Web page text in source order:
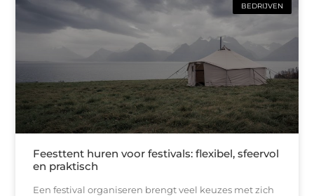
BEDRIJVEN
Feesttent huren voor festivals: flexibel, sfeervol
en praktisch
Een festival organiseren brengt veel keuzes met zich